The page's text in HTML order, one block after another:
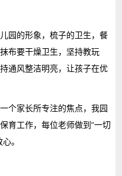
园的形象，梳子的卫生，餐
布要干燥卫生，坚持教玩
通风整洁明亮，让孩子在优
个家长所专注的焦点，我园
育工作，每位老师做到“一切
。